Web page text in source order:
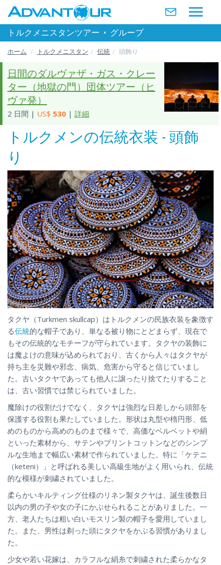
トルクメニスタンツアー • グループ
ホーム トルクメニスタン 伝統 頭飾り
日間のダルヴァザ・ガス・クレー
ター（地獄の門）団体ツアー（ヒ
ヴァ発）
2 日間 | US$ 530 | 詳細
トルクメンの伝統衣装 - 頭飾
り
タクヤ（Turkmen skullcap）はトルクメンの民族衣装を象徴す
る伝統的な帽子であり、単なる被り物にとどまらず、現在で
もその伝統的なモチーフが守られています。タクヤの装飾に
は魔よけの意味が込められており、古くから人々はタクヤが
持ち主を災難や邪念、病気、危害から守ると信じていまし
た。古いタクヤであっても他人に譲ったり捨てたりすること
は、古い習慣では禁じられていました。
魔除けの役割だけでなく、タクヤは強烈な日差しから頭部を
保護する役割も果たしていました。形状は丸型や楕円形、低
めのものから高めのものまで様々で、高価なベルベットや絹
といった素材から、サテンやプリントコットンなどのシンプ
ルな生地まで幅広い素材で作られていました。特に「ケテニ
（keteni）」と呼ばれる美しい高級生地がよく用いられ、伝統
的な模様が刺繍されていました。
柔らかいキルティング仕様のリネン製タクヤは、誕生後数日
以内の男の子や女の子にかぶせられることがありました。一
方、老人たちは粗い白いモスリン製の帽子を愛用していまし
た。また、男性は剃った頭にタクヤをかぶる習慣がありまし
た。
少女や若い花嫁は、カラフルな絹糸で刺繍された柔らかなタ